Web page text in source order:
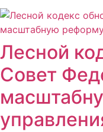
Лесной
Совет